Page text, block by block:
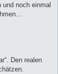
noch einmal
Den realen